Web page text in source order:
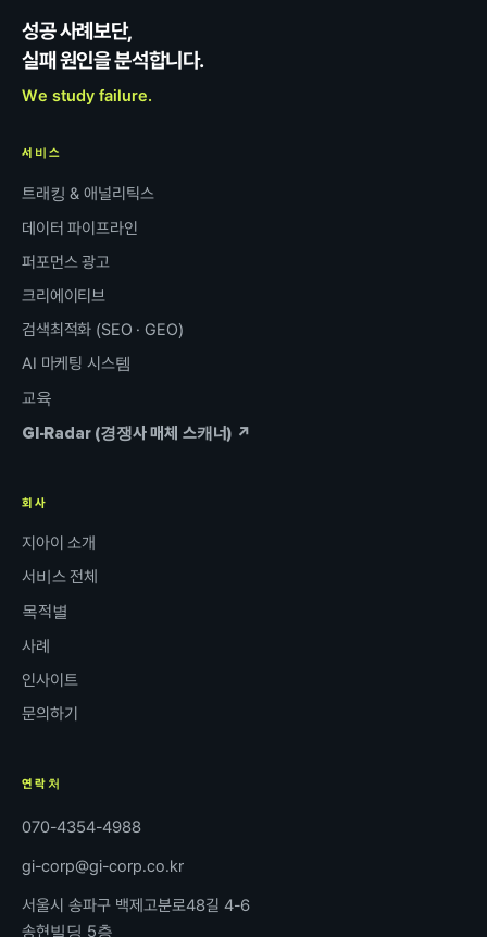
성공 사례보단,
실패 원인을 분석합니다.
We study failure.
서비스
트래킹 & 애널리틱스
데이터 파이프라인
퍼포먼스 광고
크리에이티브
검색최적화 (SEO · GEO)
AI 마케팅 시스템
교육
GI-Radar (경쟁사 매체 스캐너) ↗
회사
지아이 소개
서비스 전체
목적별
사례
인사이트
문의하기
연락처
070-4354-4988
gi-corp@gi-corp.co.kr
서울시 송파구 백제고분로48길 4-6
송현빌딩 5층